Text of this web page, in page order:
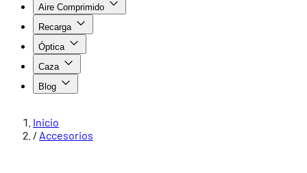
Aire Comprimido
Recarga
Óptica
Caza
Blog
Inicio
/ Accesorios